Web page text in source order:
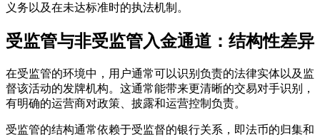
义务以及在未达标准时的执法机制。
受监管与非受监管入金通道：结构性差异
在受监管的环境中，用户通常可以识别负责的法律实体以及监
督该活动的发牌机构。这通常能带来更清晰的交易对手识别，
有明确的运营商对政策、披露和运营控制负责。
受监管的结构通常依赖于受监督的银行关系，即法币的归集和